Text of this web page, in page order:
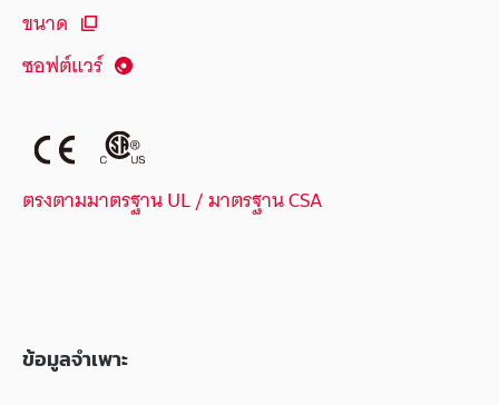
ขนาด
ซอฟต์แวร์
ตรงตามมาตรฐาน UL / มาตรฐาน CSA
ข้อมูลจำเพาะ